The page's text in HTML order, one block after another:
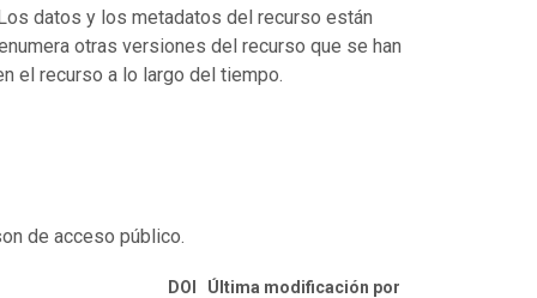
datos y los metadatos del recurso están
otras versiones del recurso que se han
el recurso a lo largo del tiempo.
de acceso público.
DOI
Última modificación por